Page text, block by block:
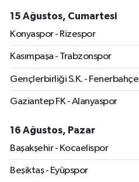
15 Ağustos, Cumartesi
Konyaspor - Rizespor
Kasımpaşa - Trabzonspor
Gençlerbirliği S.K. - Fenerbahçe
Gaziantep FK - Alanyaspor
16 Ağustos, Pazar
Başakşehir - Kocaelispor
Beşiktaş - Eyüpspor